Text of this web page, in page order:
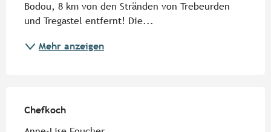
Bodou, 8 km von den Stränden von Trebeurden
und Tregastel entfernt! Die...
Mehr anzeigen
Chefkoch
Chefkoch